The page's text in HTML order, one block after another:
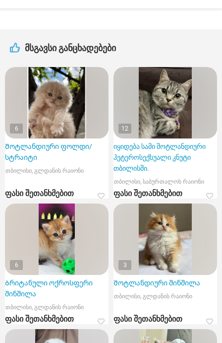
მსგავსი განცხადებები
6
Შოტლანდიური ფოლდი/
სტრაიტი
თბილისი, გლდანის რაიონი
ფასი შეთანხმებით
12
იყიდება სამი შოტლანდიური
ჰეტეროსექსუალი კნუტი
თბილისში.
თბილისი, საბურთალოს რაიონი
ფასი შეთანხმებით
6
Ბრიტანული ოქროსფერი
შინშილა
თბილისი, გლდანის რაიონი
ფასი შეთანხმებით
3
Შოტლანდიური შინშილა
თბილისი, გლდანის რაიონი
ფასი შეთანხმებით